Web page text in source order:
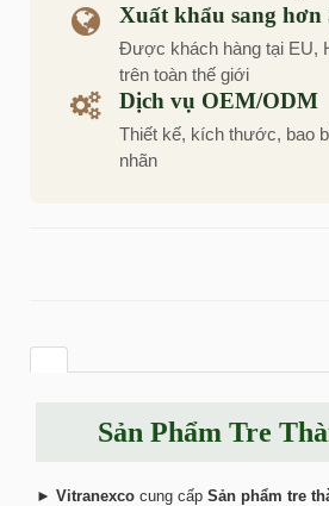
Xuất khẩu sang hơn
Được khách hàng tại EU,
trên toàn thế giới
Dịch vụ OEM/ODM
Thiết kế, kích thước, bao
nhãn
Sản Phẩm Tre
► Vitranexco cung cấp Sản phẩm tre